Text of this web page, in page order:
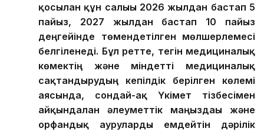
қосылған құн салығы 2026 жылдан бастап 5
пайыз, 2027 жылдан бастап 10 пайыз
деңгейінде төмендетілген мөлшерлемесі
белгіленеді. Бұл ретте, тегін медициналық
көмектің және міндетті медициналық
сақтандырудың кепілдік берілген көлемі
аясында, сондай-ақ Үкімет тізбесімен
айқындалған әлеуметтік маңыздағы және
орфандық ауруларды емдейтін дәрілік